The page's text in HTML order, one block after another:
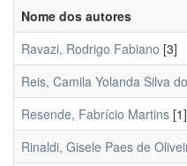
Nome dos autores
Ravazi, Rodrigo Fabiano [3]
Reis, Camila Yolanda Silva
Resende, Fabrício Martins [1]
Rinaldi, Gisele Paes de